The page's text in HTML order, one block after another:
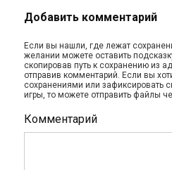
Добавить комментарий
Если вы нашли, где лежат
желании можете оставить
скопировав путь к сохранению из
отправив комментарий. Если вы
сохранениями или зафиксировать
игры, то можете отправить файлы
Комментарий